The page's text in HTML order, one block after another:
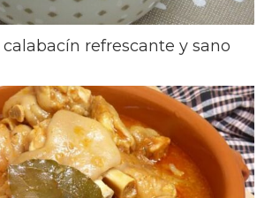
refrescante y sano